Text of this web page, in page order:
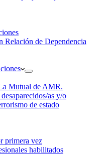
Relación de Dependencia
Mutual de AMR.
as y/o
de estado
primera vez
habilitados